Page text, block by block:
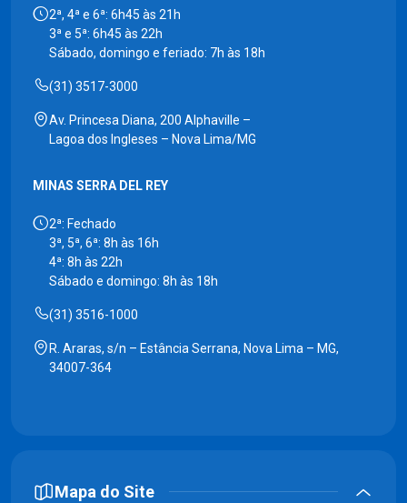
2ª, 4ª e 6ª: 6h45 às 21h
3ª e 5ª: 6h45 às 22h
Sábado, domingo e feriado: 7h às 18h
(31) 3517-3000
Av. Princesa Diana, 200 Alphaville –
Lagoa dos Ingleses – Nova Lima/MG
MINAS SERRA DEL REY
2ª: Fechado
3ª, 5ª, 6ª: 8h às 16h
4ª: 8h às 22h
Sábado e domingo: 8h às 18h
(31) 3516-1000
R. Araras, s/n – Estância Serrana, Nova Lima – MG,
34007-364
Mapa do Site